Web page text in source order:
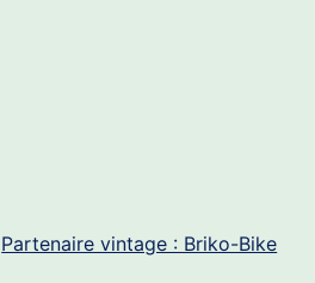
Partenaire vintage : Briko-Bike